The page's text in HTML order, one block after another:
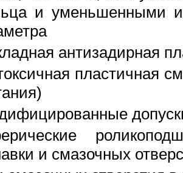
и уменьшенными
антизадирная
пластичная
и смазочных